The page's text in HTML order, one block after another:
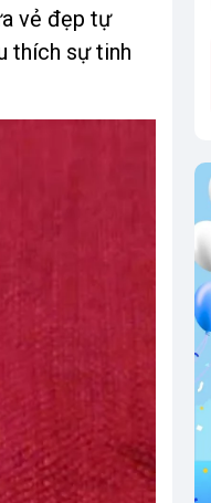
vẻ đẹp tự
thích sự tinh